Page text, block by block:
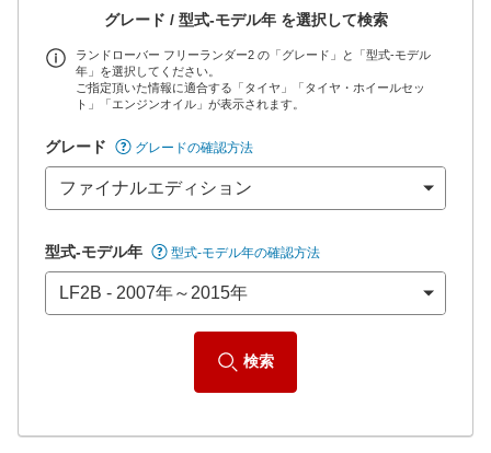
全国平均の車検価格 *
73,850円
楽天Car車検で
店舗を検索
*当該価格は車種別の価格となります。
グレード / 型式-モデル年 を選択して検索
ランドローバー フリーランダー2 の「グレード」と「型式-モデル
年」を選択してください。
ご指定頂いた情報に適合する「タイヤ」「タイヤ・ホイールセッ
ト」「エンジンオイル」が表示されます。
グレード グレードの確認方法
型式-モデル年 型式-モデル年の確認方法
検索